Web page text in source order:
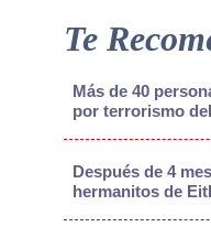
Te
Más de 40
por terrorismo
Después de 4
hermanitos de